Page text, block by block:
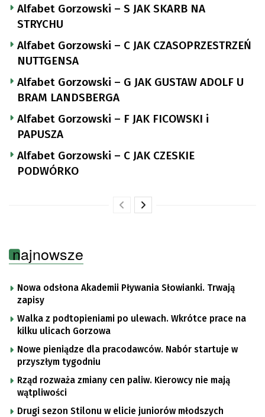
Alfabet Gorzowski – S JAK SKARB NA
STRYCHU
Alfabet Gorzowski – C JAK CZASOPRZESTRZEŃ
NUTTGENSA
Alfabet Gorzowski – G JAK GUSTAW ADOLF U
BRAM LANDSBERGA
Alfabet Gorzowski – F JAK FICOWSKI i
PAPUSZA
Alfabet Gorzowski – C JAK CZESKIE
PODWÓRKO
najnowsze
Nowa odsłona Akademii Pływania Słowianki. Trwają
zapisy
Walka z podtopieniami po ulewach. Wkrótce prace na
kilku ulicach Gorzowa
Nowe pieniądze dla pracodawców. Nabór startuje w
przyszłym tygodniu
Rząd rozważa zmiany cen paliw. Kierowcy nie mają
wątpliwości
Drugi sezon Stilonu w elicie juniorów młodszych